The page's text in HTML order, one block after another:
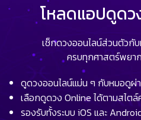
โหลดแอปดูดว
เช็กดวงออนไลน์ส่วนตัวกั
ครบทุกศาสตร์พยา
ดูดวงออนไลน์แม่น ๆ กับหมอดูผ่
เลือกดูดวง Online ได้ตามสไต
รองรับทั้งระบบ iOS และ